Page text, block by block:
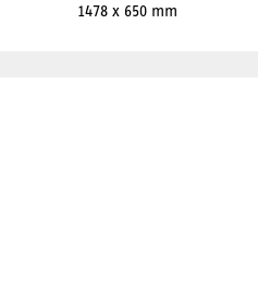
1478 x 650 mm